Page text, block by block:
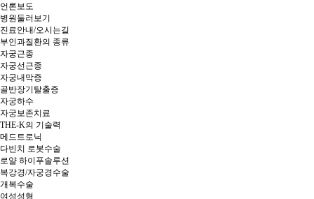
언론보도
병원둘러보기
진료안내/오시는길
부인과질환의 종류
자궁근종
자궁선근종
자궁내막증
골반장기탈출증
자궁하수
자궁보존치료
THE-K의 기술력
메드트로닉
다빈치 로봇수술
로얄 하이푸솔루션
복강경/자궁경수술
개복수술
여성성형